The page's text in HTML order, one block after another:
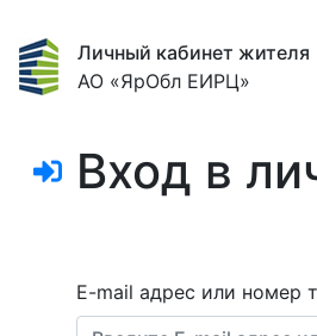
Личный кабинет жителя
АО «ЯрОбл ЕИРЦ»
Вход в
E-mail адрес или номер